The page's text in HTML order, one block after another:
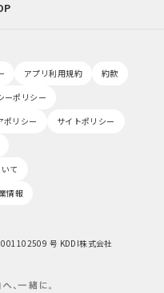
アプリ利用規約
約款
ーポリシー
ポリシー
サイトポリシー
て
情報
号 KDDI株式会社